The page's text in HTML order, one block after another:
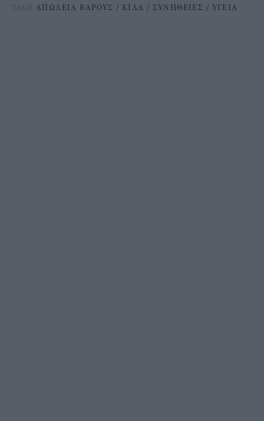
TAGS ΑΠΩΛΕΙΑ ΒΑΡΟΥΣ / ΚΙΛΑ / ΣΥΝΗΘΕΙΕΣ / ΥΓΕΙΑ